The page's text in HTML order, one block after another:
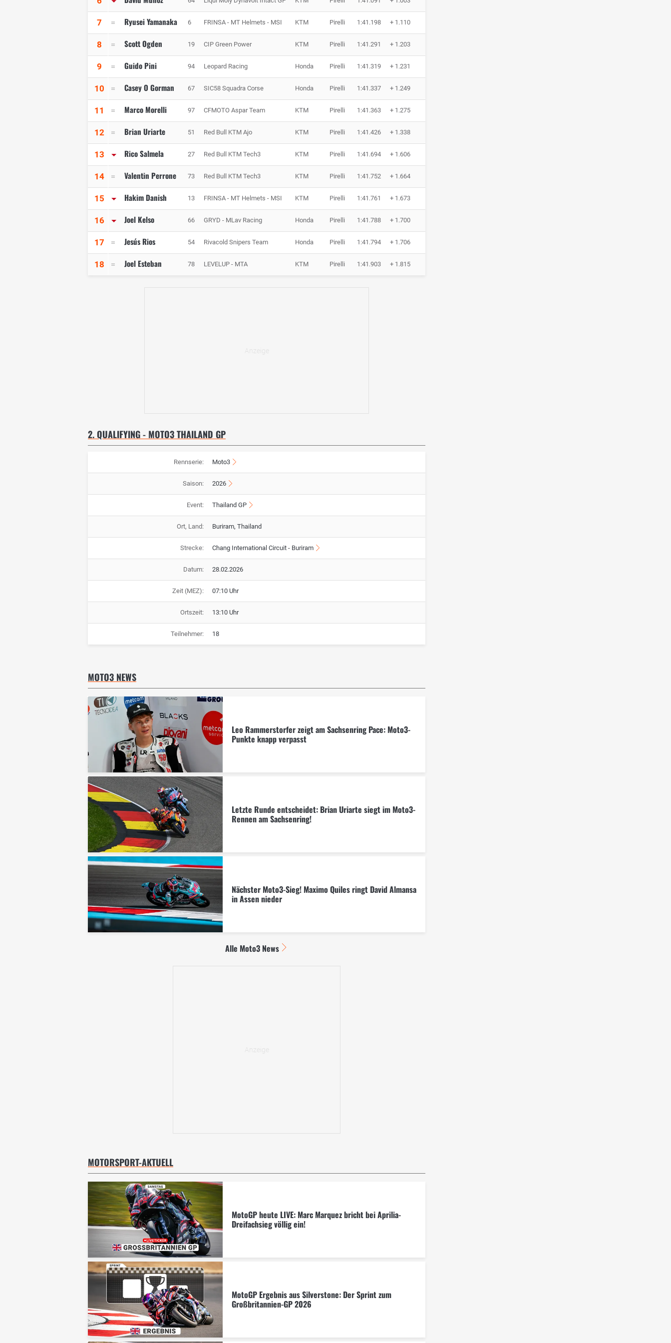
7 Ryusei Yamanaka 6 FRINSA - MT Helmets - MSI KTM Pirelli 1:41.198 + 1.110
8 Scott Ogden 19 CIP Green Power KTM Pirelli 1:41.291 + 1.203
9 Guido Pini 94 Leopard Racing Honda Pirelli 1:41.319 + 1.231
10 Casey O Gorman 67 SIC58 Squadra Corse Honda Pirelli 1:41.337 + 1.249
11 Marco Morelli 97 CFMOTO Aspar Team KTM Pirelli 1:41.363 + 1.275
12 Brian Uriarte 51 Red Bull KTM Ajo KTM Pirelli 1:41.426 + 1.338
13 Rico Salmela 27 Red Bull KTM Tech3 KTM Pirelli 1:41.694 + 1.606
14 Valentin Perrone 73 Red Bull KTM Tech3 KTM Pirelli 1:41.752 + 1.664
15 Hakim Danish 13 FRINSA - MT Helmets - MSI KTM Pirelli 1:41.761 + 1.673
16 Joel Kelso 66 GRYD - MLav Racing Honda Pirelli 1:41.788 + 1.700
17 Jesús Rios 54 Rivacold Snipers Team Honda Pirelli 1:41.794 + 1.706
18 Joel Esteban 78 LEVELUP - MTA KTM Pirelli 1:41.903 + 1.815
2. QUALIFYING - MOTO3 THAILAND GP
Rennserie: Moto3
Saison: 2026
Event: Thailand GP
Ort, Land: Buriram, Thailand
Strecke: Chang International Circuit - Buriram
Datum: 28.02.2026
Zeit (MEZ): 07:10 Uhr
Ortszeit: 13:10 Uhr
Teilnehmer: 18
MOTO3 NEWS
Leo Rammerstorfer zeigt am Sachsenring Pace: Moto3-
Punkte knapp verpasst
Letzte Runde entscheidet: Brian Uriarte siegt im Moto3-
Rennen am Sachsenring!
Nächster Moto3-Sieg! Maximo Quiles ringt David Almansa
in Assen nieder
Alle Moto3 News
MOTORSPORT-AKTUELL
MotoGP heute LIVE: Marc Marquez bricht bei Aprilia-
Dreifachsieg völlig ein!
MotoGP Ergebnis aus Silverstone: Der Sprint zum
Großbritannien-GP 2026